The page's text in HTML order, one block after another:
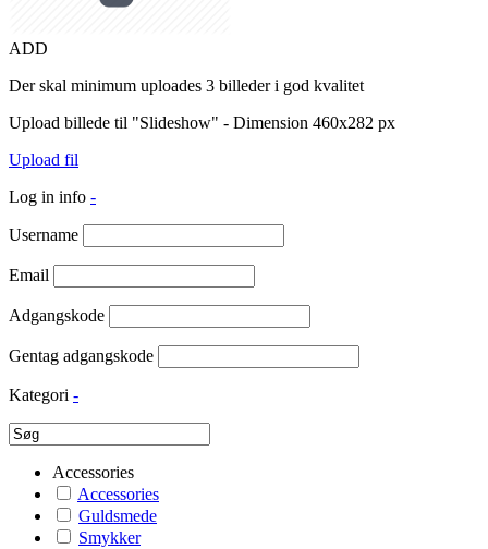
ADD
Der skal minimum uploades 3 billeder i god kvalitet
Upload billede til "Slideshow" - Dimension 460x282 px
Upload fil
Log in info -
Username
Email
Adgangskode
Gentag adgangskode
Kategori -
Accessories
Accessories
Guldsmede
Smykker